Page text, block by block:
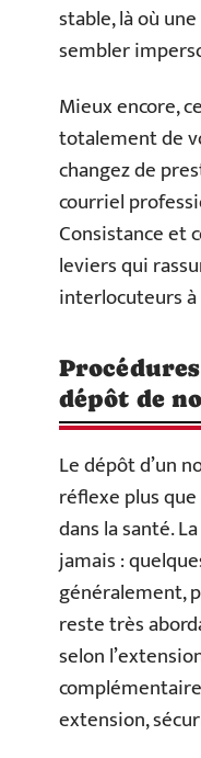
stable, là où
sembler
Mieux encore,
totalement de
changez de
courriel
Consistance et
leviers qui
interlocuteurs à
dépôt de
Le dépôt d’un
réflexe plus
dans la santé.
jamais :
généralement,
reste très
selon
extension,